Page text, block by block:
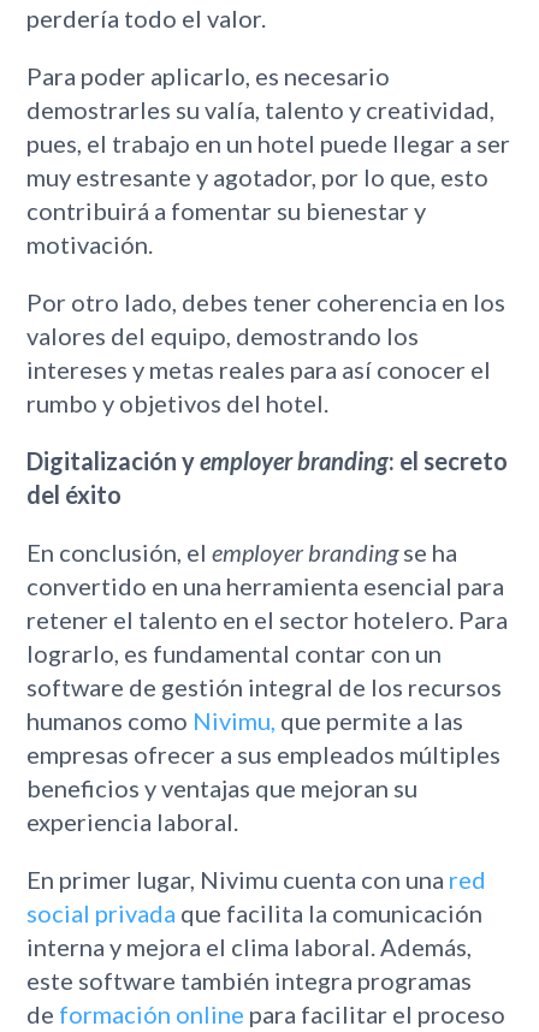
perdería todo el valor.
Para poder aplicarlo, es necesario
demostrarles su valía, talento y creatividad,
pues, el trabajo en un hotel puede llegar a ser
muy estresante y agotador, por lo que, esto
contribuirá a fomentar su bienestar y
motivación.
Por otro lado, debes tener coherencia en los
valores del equipo, demostrando los
intereses y metas reales para así conocer el
rumbo y objetivos del hotel.
Digitalización yemployer branding: el secreto
del éxito
En conclusión, el employer brandingse ha
convertido en una herramienta esencial para
retener el talento en el sector hotelero. Para
lograrlo, es fundamental contar con un
software de gestión integral de los recursos
humanos como Nivimu, que permite a las
empresas ofrecer a sus empleados múltiples
beneficios y ventajas que mejoran su
experiencia laboral.
En primer lugar, Nivimu cuenta con una red
social privada que facilita la comunicación
interna y mejora el clima laboral. Además,
este software también integra programas
de formación online para facilitar el proceso